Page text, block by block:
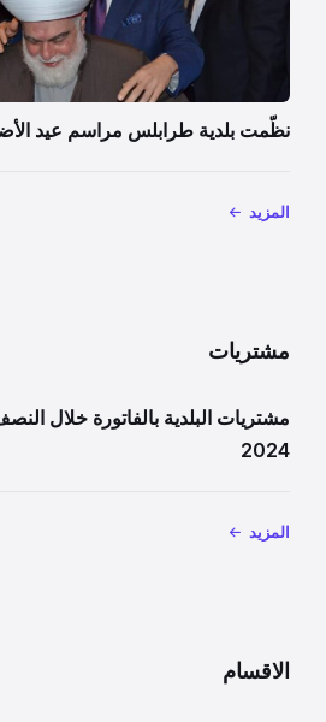
نظّمت بلدية طرابلس مراسم عيد
المزيد
مشتريات
مشتريات البلدية بالفاتورة خلال
2024
المزيد
الاقسام